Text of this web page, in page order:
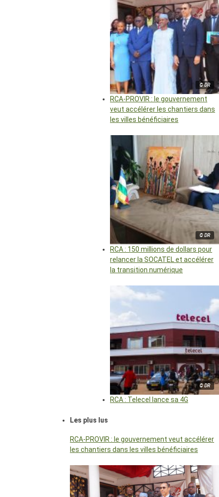
© DR
RCA-PROVIR : le gouvernement
veut accélérer les chantiers dans
les villes bénéficiaires
© DR
RCA : 150 millions de dollars pour
relancer la SOCATEL et accélérer
la transition numérique
© DR
RCA : Telecel lance sa 4G
Les plus lus
RCA-PROVIR : le gouvernement veut accélérer
les chantiers dans les villes bénéficiaires